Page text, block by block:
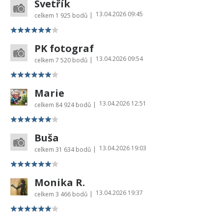
Svetřík
celkem 1 925 bodů | 13.04.2026 09:45
PK fotograf
celkem 7 520 bodů | 13.04.2026 09:54
Marie
celkem 84 924 bodů | 13.04.2026 12:51
Buša
celkem 31 634 bodů | 13.04.2026 19:03
Monika R.
celkem 3 466 bodů | 13.04.2026 19:37